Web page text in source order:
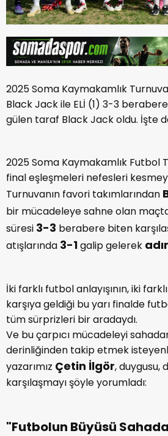
2025 Soma Kaymakamlık
Black Jack ile ELİ (1) 3-3
gülen taraf Black Jack oldu. İşte
2025 Soma Kaymakamlık Futbol
final eşleşmeleri nefesleri
Turnuvanın favori takımlarından
bir mücadeleye sahne olan
süresi 3-3 berabere biten
atışlarında 3-1galip gelerek
İki farklı futbol anlayışının, iki
karşıya geldiği bu yarı finalde
tüm sürprizleri bir aradaydı.
Ve bu çarpıcı mücadeleyi
derinliğinden takip etmek
yazarımız Çetin İlgör, duygusu,
karşılaşmayı şöyle yorumladı:
"Futbolun Büyüsü